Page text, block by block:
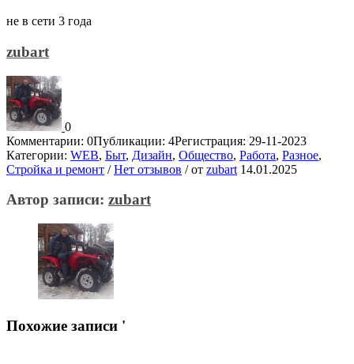
не в сети 3 года
zubart
0
Комментарии: 0Публикации: 4Регистрация: 29-11-2023
Категории: WEB, Быт, Дизайн, Общество, Работа, Разное,
Стройка и ремонт / Нет отзывов /от zubart 14.01.2025
Автор записи: zubart
Похожие записи '